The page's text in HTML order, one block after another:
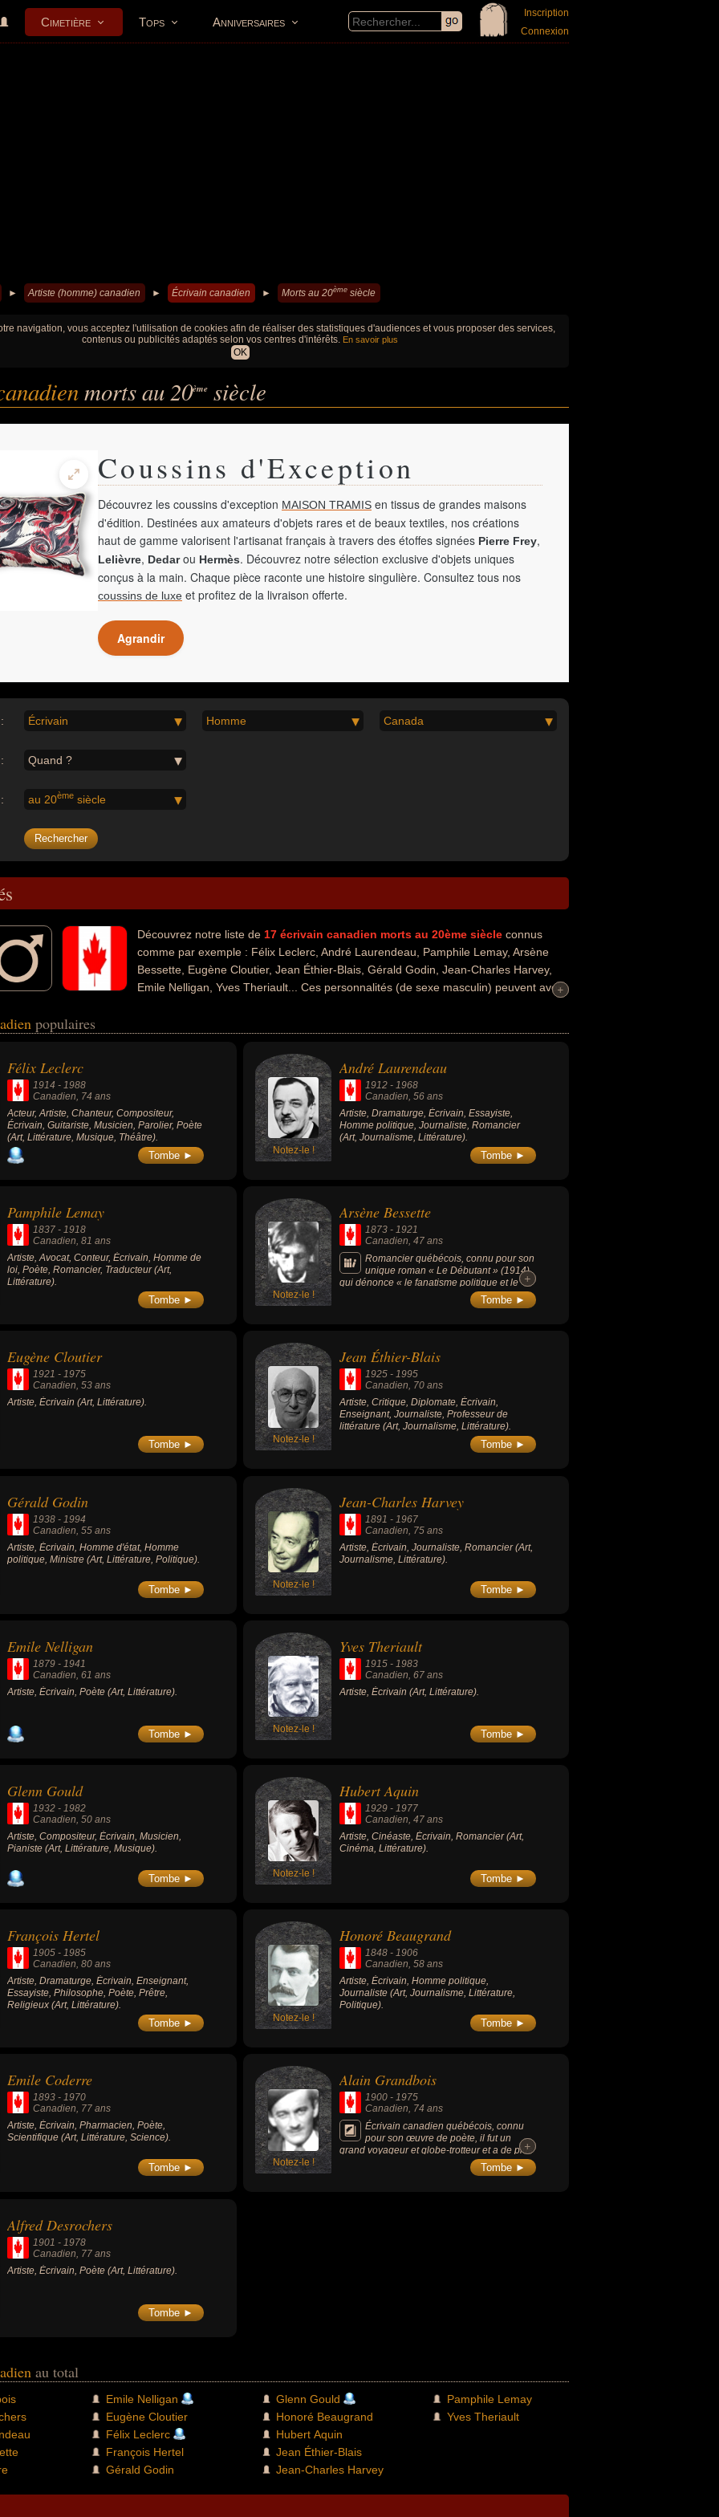
Cimetière Tops Anniversaires
Inscription
Connexion
► Artiste (homme) canadien ► Écrivain canadien ► Morts au 20ème siècle
navigation, vous acceptez l'utilisation de cookies afin de réaliser des statistiques d'audiences et vous proposer des services,
contenus ou publicités adaptés selon vos centres d'intérêts. En savoir plus
OK
morts au 20ème siècle
Coussins d'Exception
Découvrez les coussins d'exception MAISON TRAMIS en tissus de grandes maisons
d'édition. Destinées aux amateurs d'objets rares et de beaux textiles, nos créations
haut de gamme valorisent l'artisanat français à travers des étoffes signées Pierre Frey,
Lelièvre, Dedarou Hermès. Découvrez notre sélection exclusive d'objets uniques
conçus à la main. Chaque pièce raconte une histoire singulière. Consultez tous nos
coussins de luxe et profitez de la livraison offerte.
Agrandir
Écrivain Homme Canada
Quand ?
au 20ème siècle
Découvrez notre liste de 17 écrivain canadien morts au 20ème siècle connus
comme par exemple : Félix Leclerc, André Laurendeau, Pamphile Lemay, Arsène
Bessette, Eugène Cloutier, Jean Éthier-Blais, Gérald Godin, Jean-Charles Harvey,
Emile Nelligan, Yves Theriault... Ces personnalités (de sexe masculin) peuvent avoir
également avoir été acteur, artiste, chanteur, compositeur, guitariste, musicien, parolier, poète, dramaturge,
homme d'état ou ministre.
+
+
populaires
Félix Leclerc
1914 - 1988
Canadien, 74 ans
Acteur, Artiste, Chanteur, Compositeur,
Écrivain, Guitariste, Musicien, Parolier, Poète
(Art, Littérature, Musique, Théâtre).
Tombe ► Notez-le !
André Laurendeau
1912 -1968
Canadien, 56 ans
Artiste, Dramaturge, Écrivain, Essayiste,
Homme politique, Journaliste, Romancier
(Art, Journalisme, Littérature).
Tombe ►
Pamphile Lemay
1837 - 1918
Canadien, 81 ans
Artiste, Avocat, Conteur, Écrivain, Homme de
loi, Poète, Romancier, Traducteur (Art,
Littérature).
Tombe ► Notez-le !
Arsène Bessette
1873 -1921
Canadien, 47 ans
Romancier québécois, connu pour son
unique roman « Le Débutant » (1914)
qui dénonce « le fanatisme politique et le +
+
Tombe ►
Eugène Cloutier
1921 - 1975
Canadien, 53 ans
Artiste, Écrivain (Art, Littérature).
Tombe ► Notez-le !
Jean Éthier-Blais
1925 -1995
Canadien, 70 ans
Artiste, Critique, Diplomate, Écrivain,
Enseignant, Journaliste, Professeur de
littérature (Art, Journalisme, Littérature).
Tombe ►
Gérald Godin
1938 - 1994
Canadien , 55 ans
Artiste, Écrivain, Homme d'état, Homme
politique, Ministre (Art, Littérature, Politique).
Tombe ► Notez-le !
Jean-Charles Harvey
1891 - 1967
Canadien , 75 ans
Artiste, Écrivain, Journaliste, Romancier (Art,
Journalisme, Littérature).
Tombe ►
Emile Nelligan
1879 - 1941
Canadien , 61 ans
Artiste, Écrivain, Poète (Art, Littérature).
Tombe ► Notez-le !
Yves Theriault
1915 - 1983
Canadien , 67 ans
Artiste, Écrivain (Art, Littérature).
Tombe ►
Glenn Gould
1932 - 1982
Canadien, 50 ans
Artiste, Compositeur, Écrivain, Musicien,
Pianiste (Art, Littérature, Musique).
Tombe ► Notez-le !
Hubert Aquin
1929 -1977
Canadien, 47 ans
Artiste, Cinéaste, Écrivain, Romancier (Art,
Cinéma, Littérature).
Tombe ►
François Hertel
1905 - 1985
Canadien, 80 ans
Artiste, Dramaturge, Écrivain, Enseignant,
Essayiste, Philosophe, Poète, Prêtre,
Religieux (Art, Littérature).
Tombe ► Notez-le !
Honoré Beaugrand
1848 -1906
Canadien, 58 ans
Artiste, Écrivain, Homme politique,
Journaliste (Art, Journalisme, Littérature,
Politique).
Tombe ►
Emile Coderre
1893 - 1970
Canadien, 77 ans
Artiste, Écrivain, Pharmacien, Poète,
Scientifique (Art, Littérature, Science).
Tombe ► Notez-le !
Alain Grandbois
1900 -1975
Canadien, 74 ans
Écrivain canadien québécois, connu
pour son œuvre de poète, il fut un
grand voyageur et globe-trotteur et a de plus
écrit des œuvres d'inspirations biographique
ou autobiographique, ainsi que des
+
+
Tombe ►
Alfred Desrochers
1901 - 1978
Canadien , 77 ans
Artiste, Écrivain, Poète (Art, Littérature).
Tombe ►
au total
Emile Nelligan
Eugène Cloutier
Félix Leclerc
François Hertel
Gérald Godin
Glenn Gould
Honoré Beaugrand
Hubert Aquin
Jean Éthier-Blais
Jean-Charles Harvey
Pamphile Lemay
Yves Theriault